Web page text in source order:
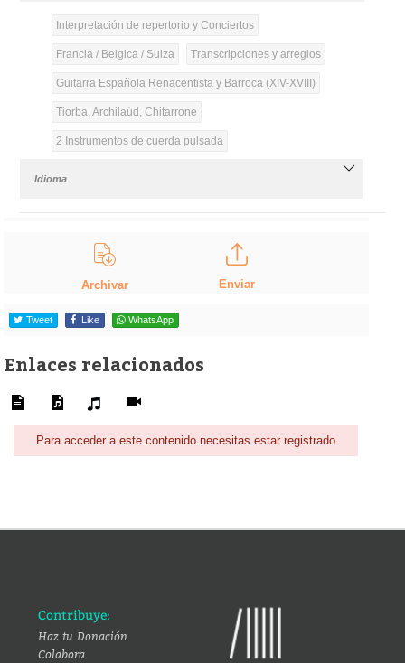
Interpretación de repertorio y Conciertos
Francia / Belgica / Suiza Transcripciones y arreglos
Guitarra Española Renacentista y Barroca (XIV-XVIII)
Tiorba, Archilaúd, Chitarrone
2 Instrumentos de cuerda pulsada
Idioma
Archivar Enviar
Tweet Like WhatsApp
Enlaces relacionados
Para acceder a este contenido necesitas estar registrado
Contribuye:
Haz tu Donación
Colabora